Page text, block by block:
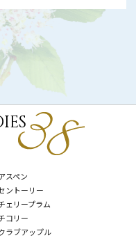
スペン
ントーリー
ェリープラム
コリー
ラブアップル